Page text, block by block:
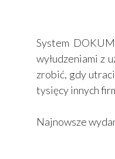
System
wyłudzeniami z
zrobić, gdy
tysięcy innych
Najnowsze